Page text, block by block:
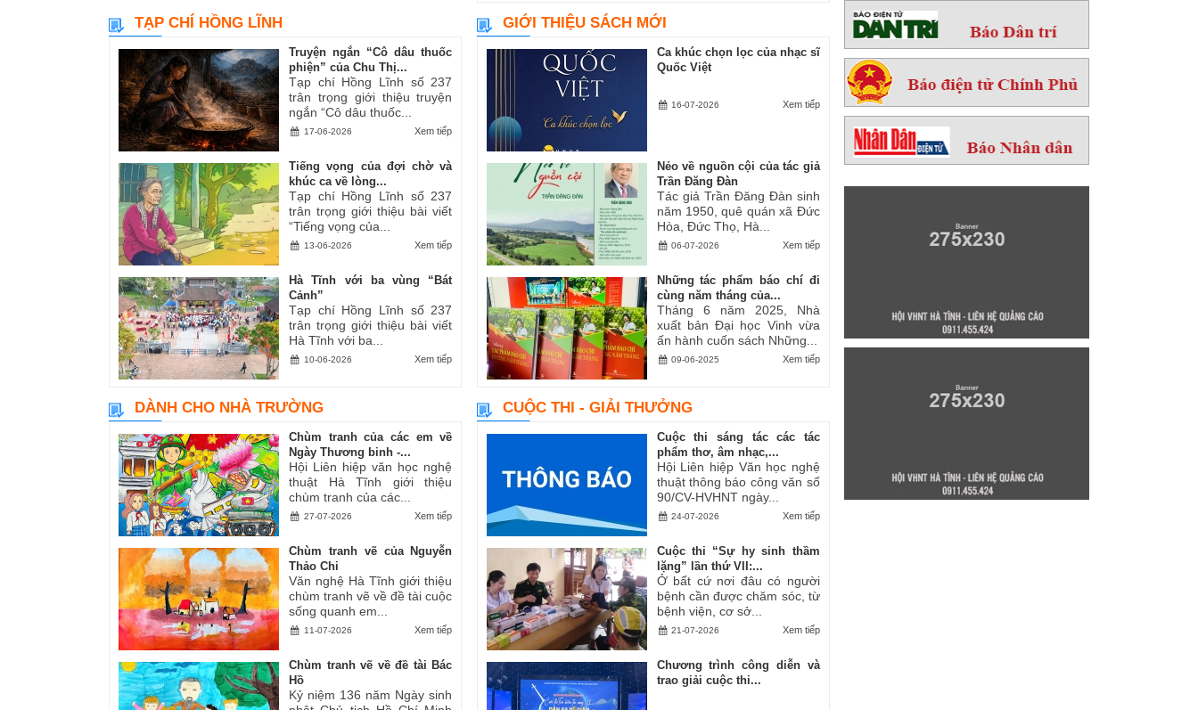
TẠP CHÍ HỒNG LĨNH
Truyện ngắn “Cô dâu thuốc
phiện” của Chu Thị...
Tạp chí Hồng Lĩnh số 237
trân trọng giới thiệu truyện
ngắn “Cô dâu thuốc...
Xem tiếp
17-06-2026
Tiếng vọng của đợi chờ và
khúc ca về lòng...
Tạp chí Hồng Lĩnh số 237
trân trọng giới thiệu bài viết
“Tiếng vọng của...
Xem tiếp
13-06-2026
Hà Tĩnh với ba vùng “Bát
Cảnh”
Tạp chí Hồng Lĩnh số 237
trân trọng giới thiệu bài viết
Hà Tĩnh với ba...
Xem tiếp
10-06-2026
GIỚI THIỆU SÁCH MỚI
Ca khúc chọn lọc của nhạc sĩ
Quốc Việt
Xem tiếp
16-07-2026
Nẻo về nguồn cội của tác giả
Trần Đăng Đàn
Tác giả Trần Đăng Đàn sinh
năm 1950, quê quán xã Đức
Hòa, Đức Thọ, Hà...
Xem tiếp
06-07-2026
Những tác phẩm báo chí đi
cùng năm tháng của...
Tháng 6 năm 2025, Nhà
xuất bản Đại học Vinh vừa
ấn hành cuốn sách Những...
Xem tiếp
09-06-2025
DÀNH CHO NHÀ TRƯỜNG
Chùm tranh của các em về
Ngày Thương binh -...
Hội Liên hiệp văn học nghệ
thuật Hà Tĩnh giới thiệu
chùm tranh của các...
Xem tiếp
27-07-2026
Chùm tranh vẽ của Nguyễn
Thảo Chi
Văn nghệ Hà Tĩnh giới thiệu
chùm tranh vẽ về đề tài cuộc
sống quanh em...
Xem tiếp
11-07-2026
Chùm tranh vẽ về đề tài Bác
Hồ
Kỷ niệm 136 năm Ngày sinh
CUỘC THI - GIẢI THƯỞNG
Cuộc thi sáng tác các tác
phẩm thơ, âm nhạc,...
Hội Liên hiệp Văn học nghệ
thuật thông báo công văn số
90/CV-HVHNT ngày...
Xem tiếp
24-07-2026
Cuộc thi “Sự hy sinh thầm
lặng” lần thứ VII:...
Ở bất cứ nơi đâu có người
bệnh cần được chăm sóc, từ
bệnh viện, cơ sở...
Xem tiếp
21-07-2026
Chương trình công diễn và
trao giải cuộc thi...